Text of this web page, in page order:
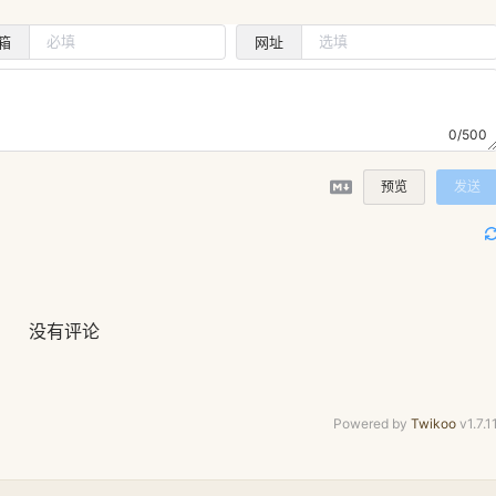
网址
0/500
预览 发送
没有评论
Powered by Twikoo